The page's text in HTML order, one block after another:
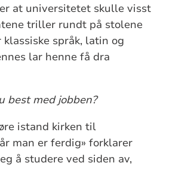
at universitetet skulle visst
triller rundt på stolene
språk, latin og
lar henne få dra
best med jobben?
istand kirken til
man er ferdig» forklarer
å studere ved siden av,